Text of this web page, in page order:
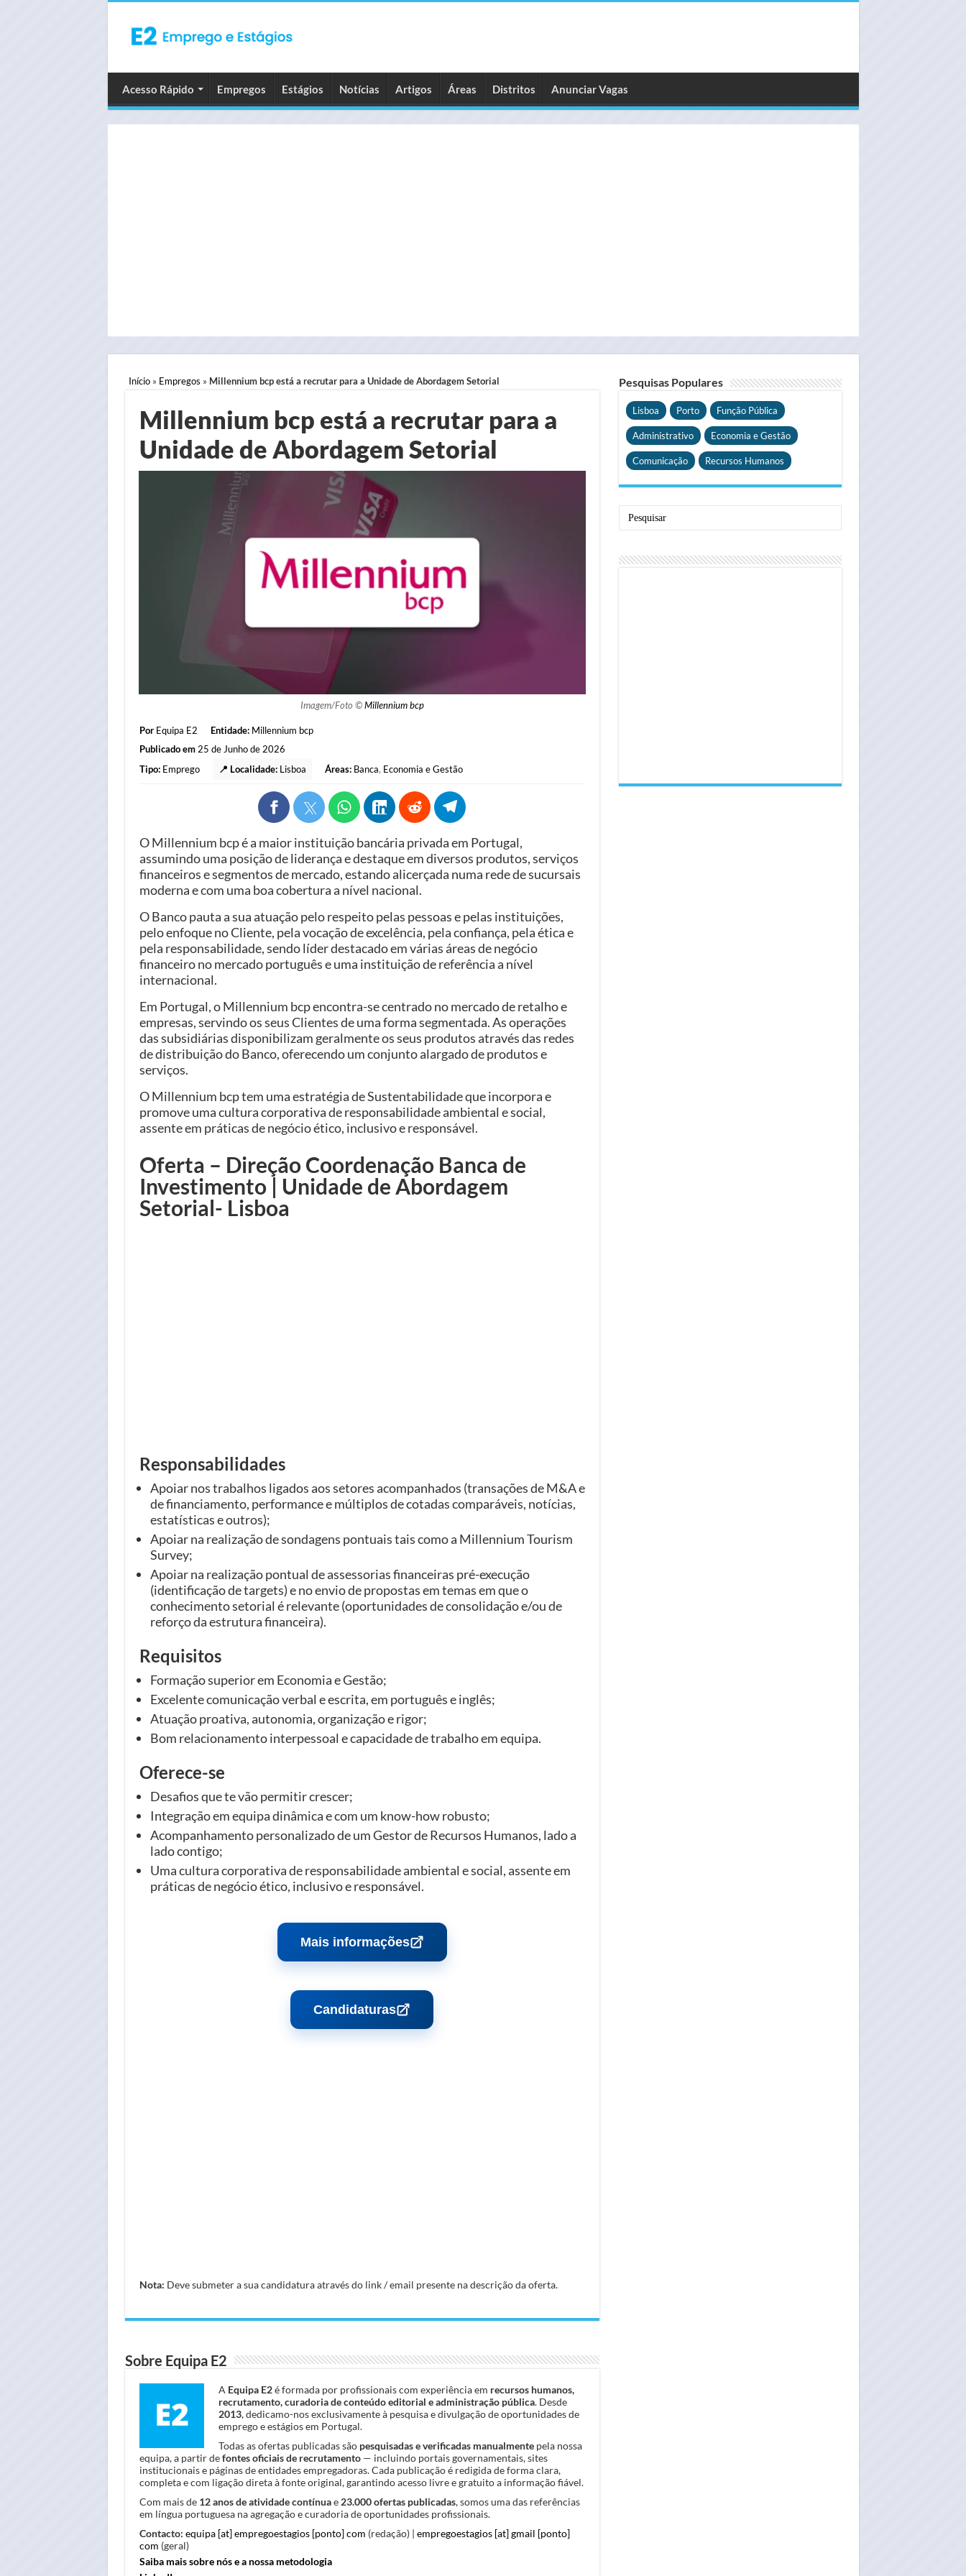
Acesso Rápido Empregos Estágios Notícias Artigos Áreas Distritos Anunciar Vagas
Início» Empregos » Millennium bcp está a recrutar para a Unidade de Abordagem Setorial
Millennium bcp está a recrutar para a
Unidade de Abordagem Setorial
Imagem/Foto ©Millennium bcp
Por Equipa E2 Entidade: Millennium bcp
Publicado em25 de Junho de 2026
Tipo: Emprego 📍 Localidade: Lisboa Áreas: Banca, Economia e Gestão
O Millennium bcp é a maior instituição bancária privada em Portugal,
assumindo uma posição de liderança e destaque em diversos produtos, serviços
financeiros e segmentos de mercado, estando alicerçada numa rede de sucursais
moderna e com uma boa cobertura a nível nacional.
O Banco pauta a sua atuação pelo respeito pelas pessoas e pelas instituições,
pelo enfoque no Cliente, pela vocação de excelência, pela confiança, pela ética e
pela responsabilidade, sendo líder destacado em várias áreas de negócio
financeiro no mercado português e uma instituição de referência a nível
internacional.
Em Portugal, o Millennium bcp encontra-se centrado no mercado de retalho e
empresas, servindo os seus Clientes de uma forma segmentada. As operações
das subsidiárias disponibilizam geralmente os seus produtos através das redes
de distribuição do Banco, oferecendo um conjunto alargado de produtos e
serviços.
O Millennium bcp tem uma estratégia de Sustentabilidade que incorpora e
promove uma cultura corporativa de responsabilidade ambiental e social,
assente em práticas de negócio ético, inclusivo e responsável.
Oferta – Direção Coordenação Banca de
Investimento | Unidade de Abordagem
Setorial- Lisboa
Responsabilidades
Apoiar nos trabalhos ligados aos setores acompanhados (transações de M&A e
de financiamento, performance e múltiplos de cotadas comparáveis, notícias,
estatísticas e outros);
Apoiar na realização de sondagens pontuais tais como a Millennium Tourism
Survey;
Apoiar na realização pontual de assessorias financeiras pré-execução
(identificação de targets) e no envio de propostas em temas em que o
conhecimento setorial é relevante (oportunidades de consolidação e/ou de
reforço da estrutura financeira).
Requisitos
Formação superior em Economia e Gestão;
Excelente comunicação verbal e escrita, em português e inglês;
Atuação proativa, autonomia, organização e rigor;
Bom relacionamento interpessoal e capacidade de trabalho em equipa.
Oferece-se
Desafios que te vão permitir crescer;
Integração em equipa dinâmica e com um know-how robusto;
Acompanhamento personalizado de um Gestor de Recursos Humanos, lado a
lado contigo;
Uma cultura corporativa de responsabilidade ambiental e social, assente em
práticas de negócio ético, inclusivo e responsável.
Mais informações
Candidaturas
Nota: Deve submeter a sua candidatura através do link / email presente na descrição da oferta.
Sobre Equipa E2
A Equipa E2é formada por profissionais com experiência em recursos humanos,
recrutamento, curadoria de conteúdo editorial e administração pública. Desde
2013, dedicamo-nos exclusivamente à pesquisa e divulgação de oportunidades de
emprego e estágios em Portugal.
Todas as ofertas publicadas são pesquisadas e verificadas manualmentepela nossa
equipa, a partir defontes oficiais de recrutamento— incluindo portais governamentais, sites
institucionais e páginas de entidades empregadoras. Cada publicação é redigida de forma clara,
completa e com ligação direta à fonte original, garantindo acesso livre e gratuito a informação fiável.
Com mais de 12 anos de atividade contínuae 23.000 ofertas publicadas, somos uma das referências
em língua portuguesa na agregação e curadoria de oportunidades profissionais.
Contacto: equipa [at] empregoestagios [ponto] com (redação) | empregoestagios [at] gmail [ponto]
com (geral)
Saiba mais sobre nós e a nossa metodologia
Pesquisas Populares
Lisboa Porto Função Pública
Administrativo Economia e Gestão
Comunicação Recursos Humanos